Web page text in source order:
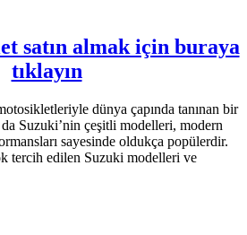
satın almak için buraya
tıklayın
dünya çapında tanınan bir
da Suzuki’nin çeşitli modelleri, modern
sayesinde oldukça popülerdir.
tercih edilen Suzuki modelleri ve